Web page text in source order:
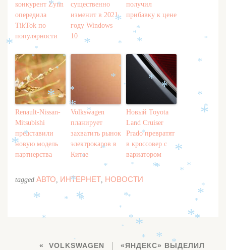
конкурент Zynn
опередила
TikTok по
популярности
существенно
изменит в 2021
году Windows
10
получил
прибавку к цене
Renault-Nissan-
Mitsubishi
представили
новую модель
партнерства
Volkswagen
планирует
захватить рынок
электрокаров в
Китае
Новый Toyota
Land Cruiser
Prado превратят
в кроссовер с
вариатором
tagged АВТО, ИНТЕРНЕТ, НОВОСТИ
VOLKSWAGEN
«ЯНДЕКС» ВЫДЕЛИЛ
*
*
*
*
*
*
*
*
*
*
*
*
*
*
*
*
*
*
*
*
*
*
*
*
*
*
*
*
*
*
*
*
*
*
*
*
*
*
* *
*
*
*
*
*
*
*
*
*
*
*
*
*
*
*
*